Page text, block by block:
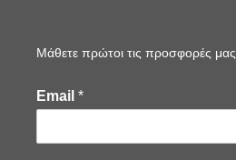
Μάθετε πρώτοι τις προσφορές μας
Email *